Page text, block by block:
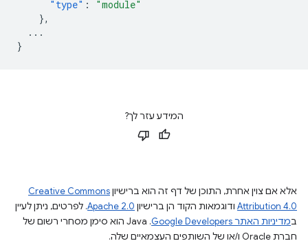
"type" :
"module"
},
...
}
המידע עזר לך?
אלא אם צוין אחרת, התוכן של דף זה הוא ברישיוןCreative Commons
Attribution 4.0 ודוגמאות הקוד הן ברישיון Apache 2.0. לפרטים, ניתן לעיין
במדיניות האתר Google Developers‏
.‏ Java הוא סימן מסחרי רשום של
חברת Oracle ו/או של השותפים העצמאיים שלה.